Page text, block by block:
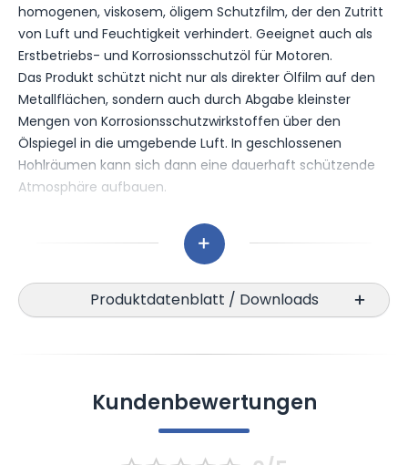
homogenen, viskosem, öligem Schutzfilm, der den Zutritt
von Luft und Feuchtigkeit verhindert. Geeignet auch als
Erstbetriebs- und Korrosionsschutzöl für Motoren.
Das Produkt schützt nicht nur als direkter Ölfilm auf den
Metallflächen, sondern auch durch Abgabe kleinster
Mengen von Korrosionsschutzwirkstoffen über den
Ölspiegel in die umgebende Luft. In geschlossenen
Hohlräumen kann sich dann eine dauerhaft schützende
Atmosphäre aufbauen.
* sehr guter Korrosionsschutz
* verdrängt Wasser
anderen Anwendungen oder unter anderen Bedingungen
drastisch abweichen. Die angegebenen Werte sollen
daher nur ungefähre Richtwerte sein, um Ihnen die
Auswahl aus unserer Produktpalette zu vereinfachen.
Produktdatenblatt / Downloads
Kundenbewertungen